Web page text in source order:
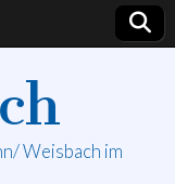
Weisbach im